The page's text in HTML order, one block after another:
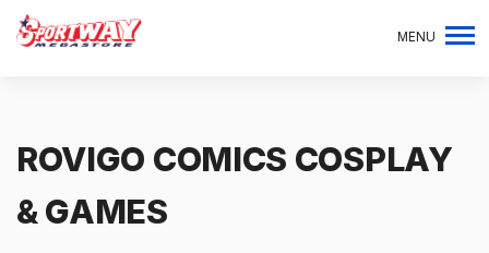
MENU
ROVIGO COMICS COSPLAY
& GAMES